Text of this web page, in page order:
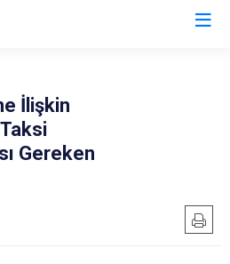
İlişkin
Gereken